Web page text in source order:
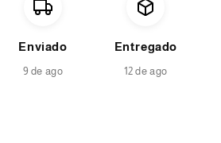
Enviado
9 de ago
Entregado
12 de ago